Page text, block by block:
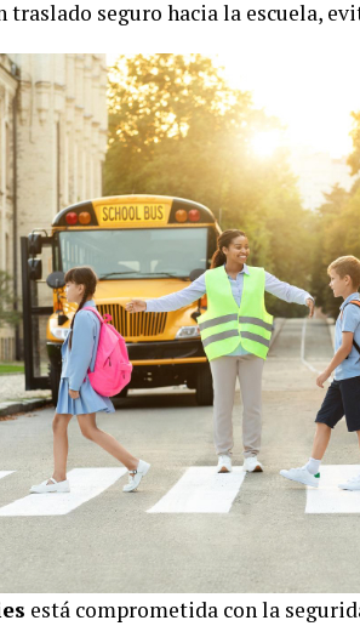
traslado seguro hacia la escuela,
está comprometida con la